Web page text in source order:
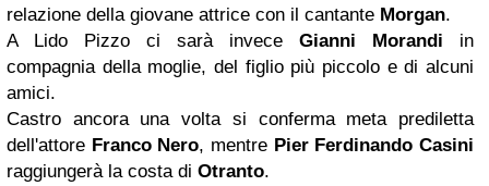
relazione della giovane attrice con il cantante Morgan.
A Lido Pizzo ci sarà invece Gianni Morandi in
compagnia della moglie, del figlio più piccolo e di alcuni
amici.
Castro ancora una volta si conferma meta prediletta
dell'attore Franco Nero, mentre Pier Ferdinando Casini
raggiungerà la costa di Otranto.